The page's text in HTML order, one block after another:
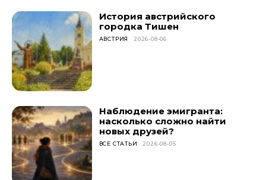
История австрийского
городка Тишен
АВСТРИЯ 2026-08-06
Наблюдение эмигранта:
насколько сложно найти
новых друзей?
ВСЕ СТАТЬИ 2026-08-05